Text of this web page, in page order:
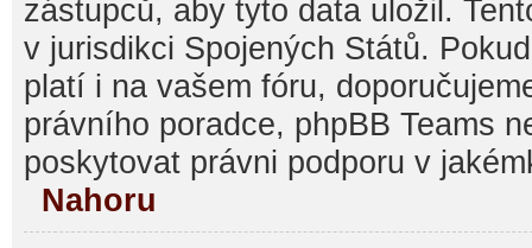
zástupců, aby tyto data uložil.
v jurisdikci Spojených Států.
platí i na vašem fóru,
právního poradce, phpBB Teams
poskytovat právni podporu v
Nahoru